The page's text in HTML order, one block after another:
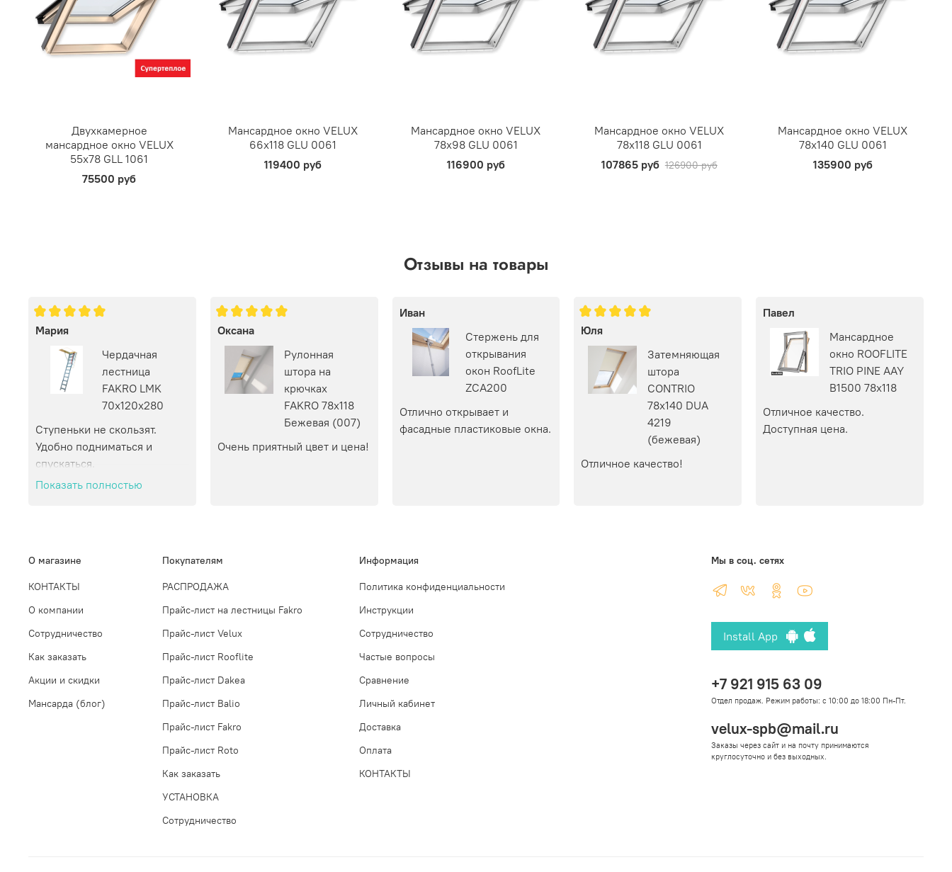
Двухкамерное
мансардное окно VELUX
55х78 GLL 1061
75500 руб
Мансардное окно VELUX
66х118 GLU 0061
119400 руб
Мансардное окно VELUX
78х98 GLU 0061
116900 руб
Мансардное окно VELUX
78х118 GLU 0061
107865 руб 126900 руб
Мансардное окно VELUX
78х140 GLU 0061
135900 руб
Отзывы на товары
Мария
Чердачная
лестница
FAKRO LMK
70х120х280
Ступеньки не скользят.
Удобно подниматься и
спускаться.
Показать полностью
Оксана
Рулонная
штора на
крючках
FAKRO 78х118
Бежевая (007)
Очень приятный цвет и цена!
Иван
Стержень для
открывания
окон RoofLite
ZCA200
Отлично открывает и
фасадные пластиковые окна.
Юля
Затемняющая
штора
CONTRIO
78х140 DUA
4219
(бежевая)
Отличное качество!
Павел
Мансардное
окно ROOFLITE
TRIO PINE AAY
B1500 78х118
Отличное качество.
Доступная цена.
О магазине
КОНТАКТЫ
О компании
Сотрудничество
Как заказать
Акции и скидки
Мансарда (блог)
Покупателям
РАСПРОДАЖА
Прайс-лист на лестницы Fakro
Прайс-лист Velux
Прайс-лист Rooflite
Прайс-лист Dakea
Прайс-лист Balio
Прайс-лист Fakro
Прайс-лист Roto
Как заказать
УСТАНОВКА
Сотрудничество
Информация
Политика конфиденциальности
Инструкции
Сотрудничество
Частые вопросы
Сравнение
Личный кабинет
Доставка
Оплата
КОНТАКТЫ
Мы в соц. сетях
Install App
+7 921 915 63 09
Отдел продаж. Режим работы: с 10:00 до 18:00 Пн-Пт.
velux-spb@mail.ru
Заказы через сайт и на почту принимаются
круглосуточно и без выходных.